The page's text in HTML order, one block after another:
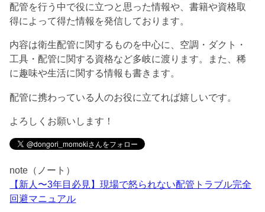
配管を行う中で役に立つと思った情報や、書籍や資格取
得によって得た情報を発信しております。
内容は衛生配管に関するものを中心に、空調・ダクト・
工具・配管に関する資格など多岐に渡ります。また、稀
に趣味や生活に関する情報も書きます。
配管に携わっている人のお役に立てれば嬉しいです。
よろしくお願いします！
note（ノート）
【新人〜3年目必見】現場で怒られない配管トラブル完全
回避マニュアル